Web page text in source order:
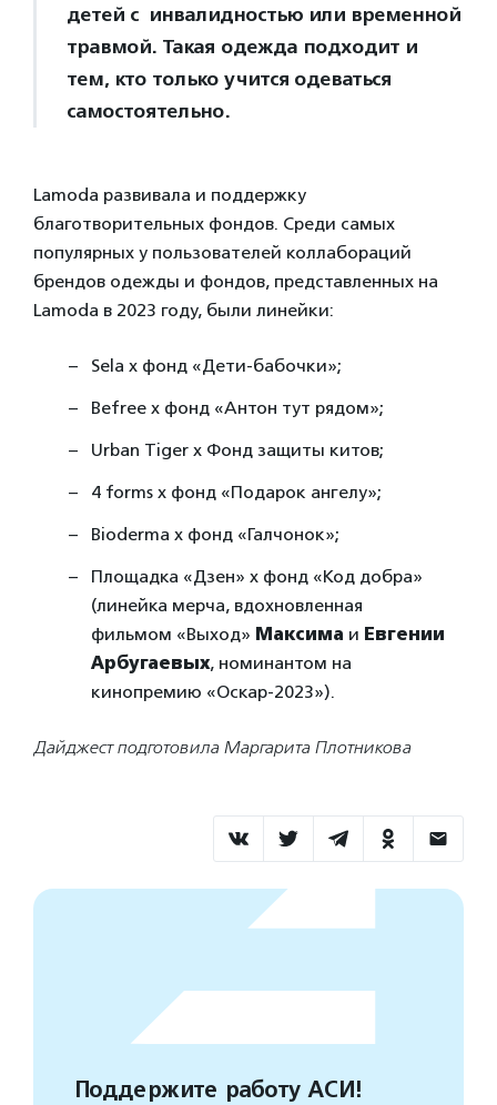
детей с инвалидностью или временной
травмой. Такая одежда подходит и
тем, кто только учится одеваться
самостоятельно.
Lamoda развивала и поддержку
благотворительных фондов. Среди самых
популярных у пользователей коллабораций
брендов одежды и фондов, представленных на
Lamoda в 2023 году, были линейки:
Sela x фонд «Дети-бабочки»;
Befree x фонд «Антон тут рядом»;
Urban Tiger x Фонд защиты китов;
4 forms x фонд «Подарок ангелу»;
Bioderma х фонд «Галчонок»;
Площадка «Дзен» x фонд «Код добра»
(линейка мерча, вдохновленная
фильмом «Выход» Максима и Евгении
Арбугаевых, номинантом на
кинопремию «Оскар-2023»).
Дайджест подготовила Маргарита Плотникова
Поддержите работу АСИ!